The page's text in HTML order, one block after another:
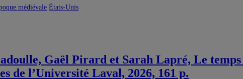
médiévale États-Unis
Gaël Pirard et Sarah Lapré, Le
de l’Université Laval, 2026, 161 p.